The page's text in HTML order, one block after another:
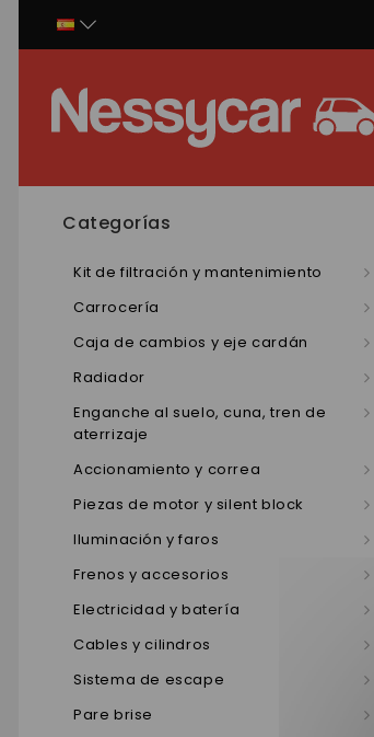
Categorías
Kit de filtración y mantenimiento
Carrocería
Caja de cambios y eje cardán
Radiador
Enganche al suelo, cuna, tren de
aterrizaje
Accionamiento y correa
Piezas de motor y silent block
Iluminación y faros
Frenos y accesorios
Electricidad y batería
Cables y cilindros
Sistema de escape
Pare brise